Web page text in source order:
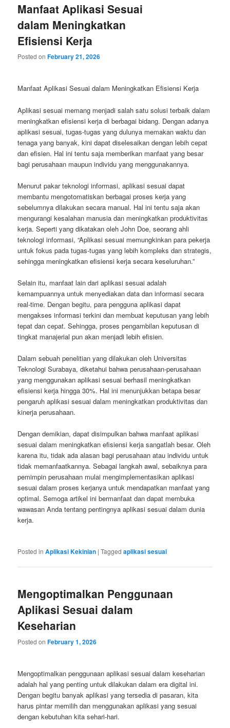
Manfaat Aplikasi Sesuai
dalam Meningkatkan
Efisiensi Kerja
Posted onFebruary 21, 2026
Manfaat Aplikasi Sesuai dalam Meningkatkan Efisiensi Kerja
Aplikasi sesuai memang menjadi salah satu solusi terbaik dalam
meningkatkan efisiensi kerja di berbagai bidang. Dengan adanya
aplikasi sesuai, tugas-tugas yang dulunya memakan waktu dan
tenaga yang banyak, kini dapat diselesaikan dengan lebih cepat
dan efisien. Hal ini tentu saja memberikan manfaat yang besar
bagi perusahaan maupun individu yang menggunakannya.
Menurut pakar teknologi informasi, aplikasi sesuai dapat
membantu mengotomatiskan berbagai proses kerja yang
sebelumnya dilakukan secara manual. Hal ini tentu saja akan
mengurangi kesalahan manusia dan meningkatkan produktivitas
kerja. Seperti yang dikatakan oleh John Doe, seorang ahli
teknologi informasi, “Aplikasi sesuai memungkinkan para pekerja
untuk fokus pada tugas-tugas yang lebih kompleks dan strategis,
sehingga meningkatkan efisiensi kerja secara keseluruhan.”
Selain itu, manfaat lain dari aplikasi sesuai adalah
kemampuannya untuk menyediakan data dan informasi secara
real-time. Dengan begitu, para pengguna aplikasi dapat
mengakses informasi terkini dan membuat keputusan yang lebih
tepat dan cepat. Sehingga, proses pengambilan keputusan di
tingkat manajerial pun akan menjadi lebih efisien.
Dalam sebuah penelitian yang dilakukan oleh Universitas
Teknologi Surabaya, diketahui bahwa perusahaan-perusahaan
yang menggunakan aplikasi sesuai berhasil meningkatkan
efisiensi kerja hingga 30%. Hal ini menunjukkan betapa besar
pengaruh aplikasi sesuai dalam meningkatkan produktivitas dan
kinerja perusahaan.
Dengan demikian, dapat disimpulkan bahwa manfaat aplikasi
sesuai dalam meningkatkan efisiensi kerja sangatlah besar. Oleh
karena itu, tidak ada alasan bagi perusahaan atau individu untuk
tidak memanfaatkannya. Sebagai langkah awal, sebaiknya para
pemimpin perusahaan mulai mengimplementasikan aplikasi
sesuai dalam proses kerjanya untuk mendapatkan manfaat yang
optimal. Semoga artikel ini bermanfaat dan dapat membuka
wawasan Anda tentang pentingnya aplikasi sesuai dalam dunia
kerja.
Posted in Aplikasi Kekinian |Tagged aplikasi sesuai
Mengoptimalkan Penggunaan
Aplikasi Sesuai dalam
Keseharian
Posted onFebruary 1, 2026
Mengoptimalkan penggunaan aplikasi sesuai dalam keseharian
adalah hal yang penting untuk dilakukan dalam era digital ini.
Dengan begitu banyak aplikasi yang tersedia di pasaran, kita
harus pintar memilih dan menggunakan aplikasi yang sesuai
dengan kebutuhan kita sehari-hari.